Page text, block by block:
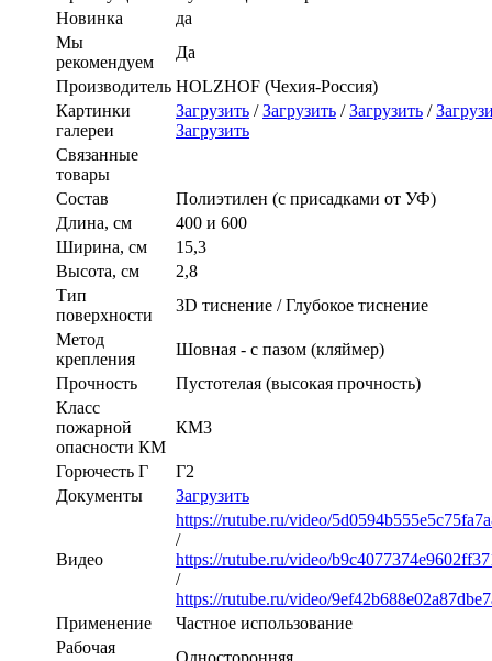
Новинка
да
Мы
рекомендуем
Да
Производитель HOLZHOF (Чехия-Россия)
Картинки
галереи
Загрузить /Загрузить /Загрузить /
Загрузить
Связанные
товары
Состав
Полиэтилен (с присадками от УФ)
Длина, см
400 и 600
Ширина, см
15,3
Высота, см
2,8
Тип
поверхности
3D тиснение / Глубокое тиснение
Метод
крепления
Шовная - с пазом (кляймер)
Прочность
Пустотелая (высокая прочность)
Класс
пожарной
опасности КМ
КМ3
Горючесть Г
Г2
Документы
Загрузить
Видео
https://rutube.ru/video/
/
https://rutube.ru/video/
/
https://rutube.ru/video/
Применение
Частное использование
Рабочая